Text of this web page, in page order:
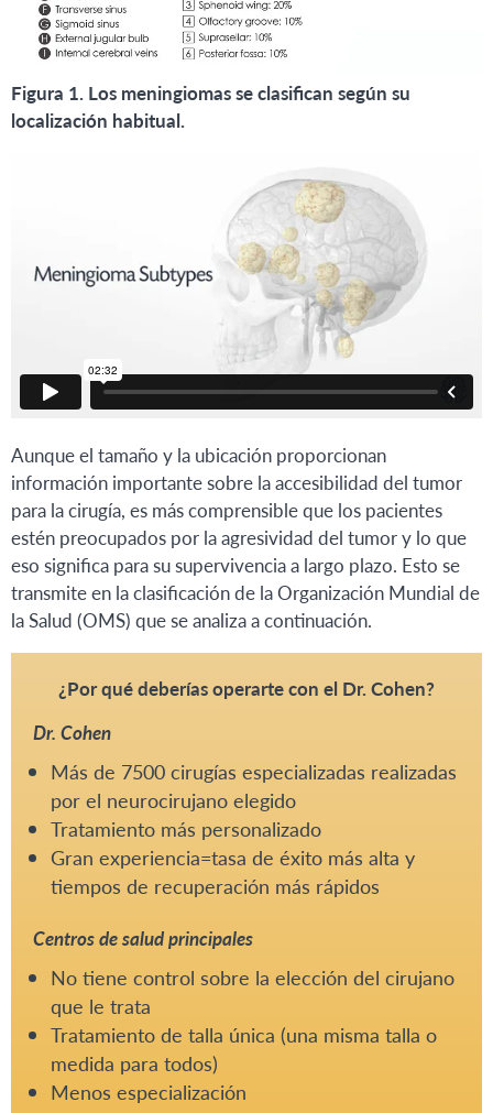
Figura 1. Los meningiomas se clasifican según su
localización habitual.
Aunque el tamaño y la ubicación proporcionan
información importante sobre la accesibilidad del tumor
para la cirugía, es más comprensible que los pacientes
estén preocupados por la agresividad del tumor y lo que
eso significa para su supervivencia a largo plazo. Esto se
transmite en la clasificación de la Organización Mundial de
la Salud (OMS) que se analiza a continuación.
¿Por qué deberías operarte con el Dr. Cohen?
Dr. Cohen
Más de 7500 cirugías especializadas realizadas
por el neurocirujano elegido
Tratamiento más personalizado
Gran experiencia=tasa de éxito más alta y
tiempos de recuperación más rápidos
Centros de salud principales
No tiene control sobre la elección del cirujano
que le trata
Tratamiento de talla única (una misma talla o
medida para todos)
Menos especialización